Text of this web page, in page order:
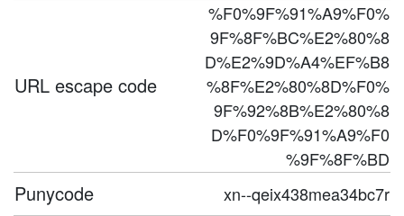
URL escape code
%F0%9F%91%A9%F0%
9F%8F%BC%E2%80%8
D%E2%9D%A4%EF%B8
%8F%E2%80%8D%F0%
9F%92%8B%E2%80%8
D%F0%9F%91%A9%F0
%9F%8F%BD
Punycode xn--qeix438mea34bc7r